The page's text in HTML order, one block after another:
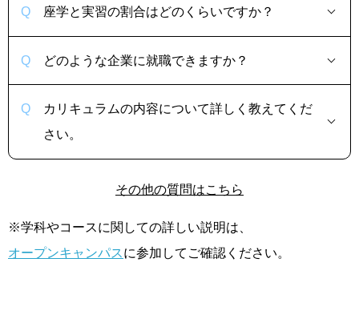
座学と実習の割合はどのくらいですか？
どのような企業に就職できますか？
カリキュラムの内容について詳しく教えてくだ
さい。
その他の質問はこちら
※学科やコースに関しての詳しい説明は、
オープンキャンパスに参加してご確認ください。